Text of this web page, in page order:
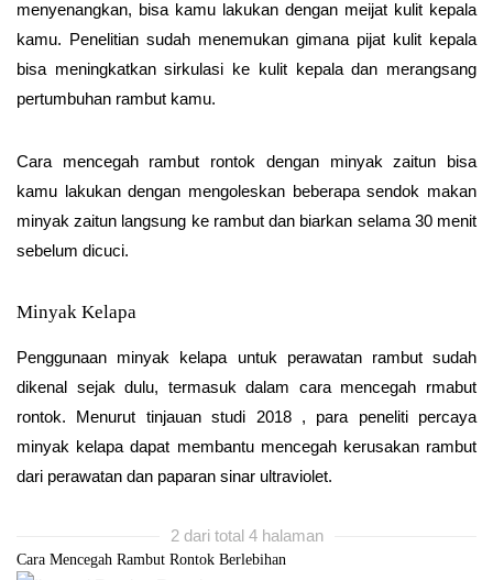
menyenangkan, bisa kamu lakukan dengan meijat kulit kepala
kamu. Penelitian sudah menemukan gimana pijat kulit kepala
bisa meningkatkan sirkulasi ke kulit kepala dan merangsang
pertumbuhan rambut kamu.
Cara mencegah rambut rontok dengan minyak zaitun bisa
kamu lakukan dengan mengoleskan beberapa sendok makan
minyak zaitun langsung ke rambut dan biarkan selama 30 menit
sebelum dicuci.
Minyak Kelapa
Penggunaan minyak kelapa untuk perawatan rambut sudah
dikenal sejak dulu, termasuk dalam cara mencegah rmabut
rontok. Menurut tinjauan studi 2018 , para peneliti percaya
minyak kelapa dapat membantu mencegah kerusakan rambut
dari perawatan dan paparan sinar ultraviolet.
2 dari total 4 halaman
Cara Mencegah Rambut Rontok Berlebihan